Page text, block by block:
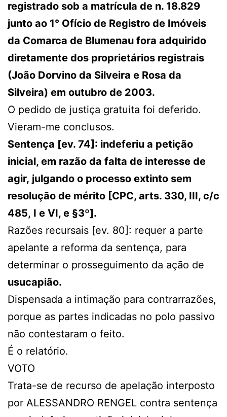
registrado sob a matrícula de n. 18.829
junto ao 1° Ofício de Registro de Imóveis
da Comarca de Blumenau fora adquirido
diretamente dos proprietários registrais
(João Dorvino da Silveira e Rosa da
Silveira) em outubro de 2003.
O pedido de justiça gratuita foi deferido.
Vieram-me conclusos.
Sentença [ev. 74]: indeferiu a petição
inicial, em razão da falta de interesse de
agir, julgando o processo extinto sem
resolução de mérito [CPC, arts. 330, III, c/c
485, I e VI, e §3º].
Razões recursais [ev. 80]: requer a parte
apelante a reforma da sentença, para
determinar o prosseguimento da ação de
usucapião.
Dispensada a intimação para contrarrazões,
porque as partes indicadas no polo passivo
não contestaram o feito.
É o relatório.
VOTO
Trata-se de recurso de apelação interposto
por ALESSANDRO RENGEL contra sentença